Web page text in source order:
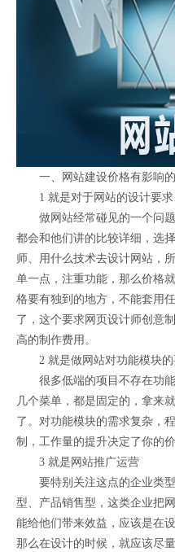
一、网站建设价格有影响
1 就是对于网站的设计要求
做网站经常碰见的一个问题
都会和他们讲的比较详细，选
师、用什么技术去设计网站，
单一点，注重功能，那么价格
格要有独到的地方，不能套用
了，这个要求网页设计师创意
高的制作费用。
2 就是做网站对功能模块的
很多低端的项目不存在功能
几个菜单，都是固定的，拿来
了。对功能模块的需求复杂，
制，工作量的提升决定了你的价
3 就是网站推广运营
要特别关注这点的企业类型
型、产品销售型，这类企业把
能给他们带来效益，应该是在
那么在设计的时候，就应该尽